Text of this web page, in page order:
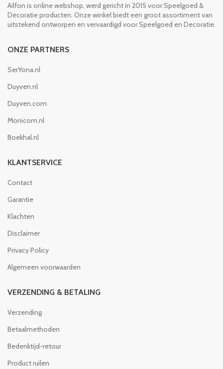
Ailfon is online webshop, werd gericht in 2015 voor Speelgoed &
Decoratie producten. Onze winkel biedt een groot assortiment van
uitstekend ontworpen en vervaardigd voor Speelgoed en Decoratie.
ONZE PARTNERS
SerYona.nl
Duyven.nl
Duyven.com
Monicom.nl
Boekhal.nl
KLANTSERVICE
Contact
Garantie
Klachten
Disclaimer
Privacy Policy
Algemeen voorwaarden
VERZENDING & BETALING
Verzending
Betaalmethoden
Bedenktijd-retour
Product ruilen